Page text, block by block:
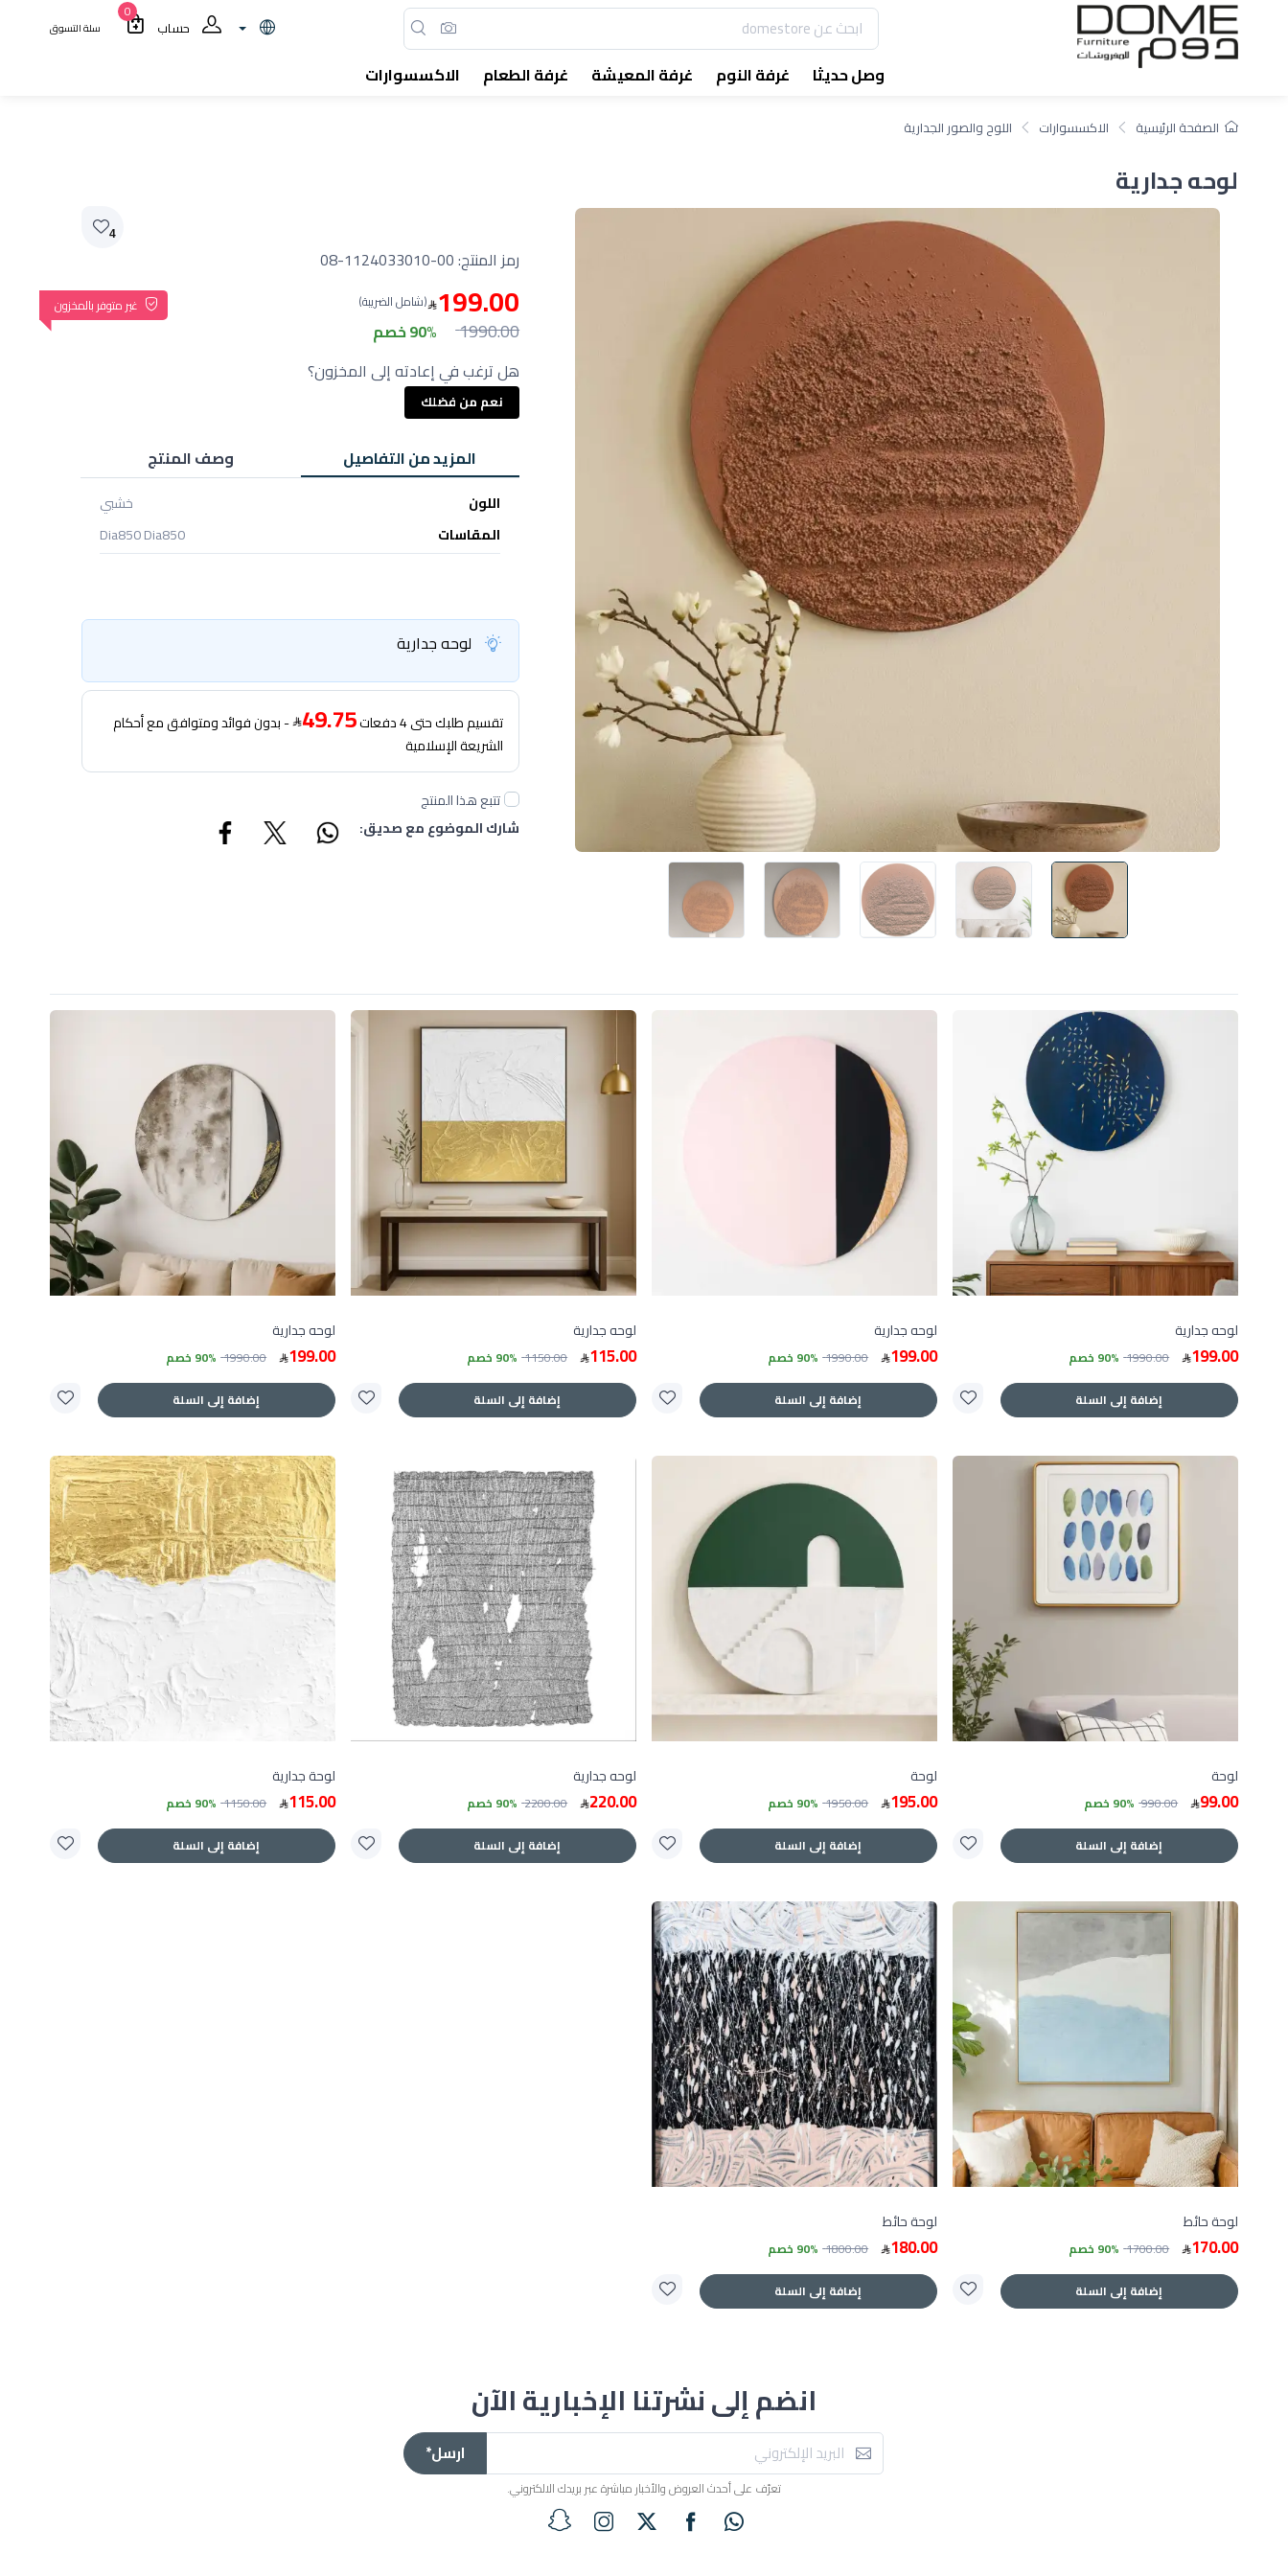
حساب
0
سلة التسوق
وصل حديثا غرفة النوم غرفة المعيشة غرفة الطعام الاكسسوارات
الصفحة الرئيسية الاكسسوارات اللوح والصور الجدارية
لوحه جدارية
4
رمز المنتج:08-1124033010-00
غير متوفر بالمخزون 199.00 (شامل الضريبة)
1990.00
90% خصم
هل ترغب في إعادته إلى المخزون؟
نعم من فضلك
المزيد من التفاصيل
اللون
خشبي
المقاسات
Dia850 Dia850
وصف المنتج
لوحه جدارية
تقسيم طلبك حتى 4 دفعات 49.75 - بدون فوائد ومتوافق مع أحكام
الشريعة الإسلامية
تتبع هذا المنتج
شارك الموضوع مع صديق:
لوحه جدارية
199.00
1990.00 90% خصم
إضافة إلى السلة
لوحه جدارية
199.00
1990.00 90% خصم
إضافة إلى السلة
لوحه جدارية
115.00
1150.00 90% خصم
إضافة إلى السلة
لوحه جدارية
199.00
1990.00 90% خصم
إضافة إلى السلة
لوحة
99.00
990.00 90% خصم
إضافة إلى السلة
لوحة
195.00
1950.00 90% خصم
إضافة إلى السلة
لوحه جدارية
220.00
2200.00 90% خصم
إضافة إلى السلة
لوحة جدارية
115.00
1150.00 90% خصم
إضافة إلى السلة
لوحة حائط
170.00
1700.00 90% خصم
إضافة إلى السلة
لوحة حائط
180.00
1800.00 90% خصم
إضافة إلى السلة
انضم إلى نشرتنا الإخبارية الآن
ارسل*
تعرّف على أحدث العروض والأخبار مباشرة عبر بريدك الالكتروني.